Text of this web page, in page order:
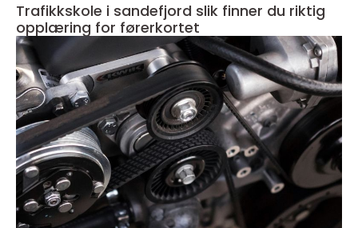
Trafikkskole i sandefjord slik finner du riktig
opplæring for førerkortet